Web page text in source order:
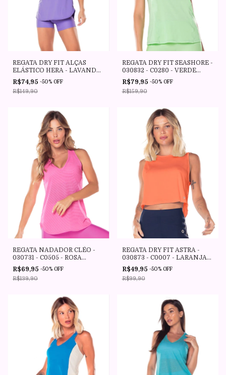
REGATA DRY FIT ALÇAS
ELÁSTICO HERA - LAVANDA
NEON - VESTEM
R$74,95 -50% OFF
R$149,90
REGATA DRY FIT SEASHORE -
030832 - C0280 - VERDE
MENTA - VESTEM
R$79,95 -50% OFF
R$159,90
REGATA NADADOR CLÉO -
030731 - C0505 - ROSA
CHICLETES - VESTEM
R$69,95 -50% OFF
R$139,90
REGATA DRY FIT ASTRA -
030873 - C0007 - LARANJA
NEON - VESTEM
R$49,95 -50% OFF
R$99,90